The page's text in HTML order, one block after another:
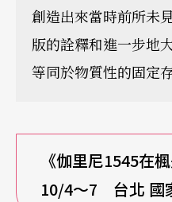
創造出來當時前所未
版的詮釋和進一步地
等同於物質性的固定
《伽里尼1545在
10/4～7 台北 國